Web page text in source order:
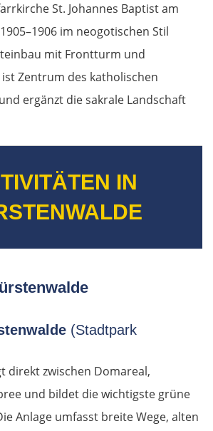
St. Johannes Baptist am
im neogotischen Stil
mit Frontturm und
Zentrum des katholischen
ergänzt die sakrale Landschaft
IN
(Stadtpark
direkt zwischen Domareal,
und bildet die wichtigste grüne
Anlage umfasst breite Wege, alten